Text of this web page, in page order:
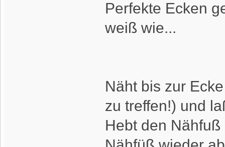
Perfekte Ecken
weiß wie...
Näht bis zur
zu treffen!) und
Hebt den